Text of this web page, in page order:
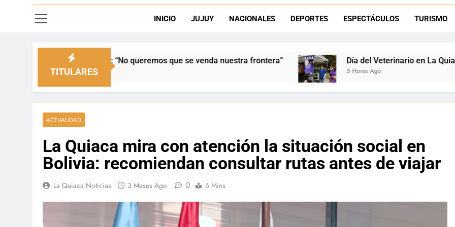
Dante Velázquez marchará contra
INICIO JUJUY NACIONALES DEPORTES ESPECTÁCULOS TURISMO
TITULARES
queremos que se venda nuestra frontera” Día del Veterinario en La Quiaca: Zoonosis llevó vacunación
ACTUALIDAD
La Quiaca mira con atención la situación social en
Bolivia: recomiendan consultar rutas antes de viajar
La Quiaca Noticias 3 Meses Ago 0 6 Mins